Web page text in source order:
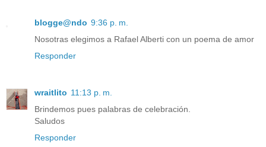
blogge@ndo 9:36 p. m.
Nosotras elegimos a Rafael Alberti con un poema de amor
Responder
wraitlito 11:13 p. m.
Brindemos pues palabras de celebración.
Saludos
Responder